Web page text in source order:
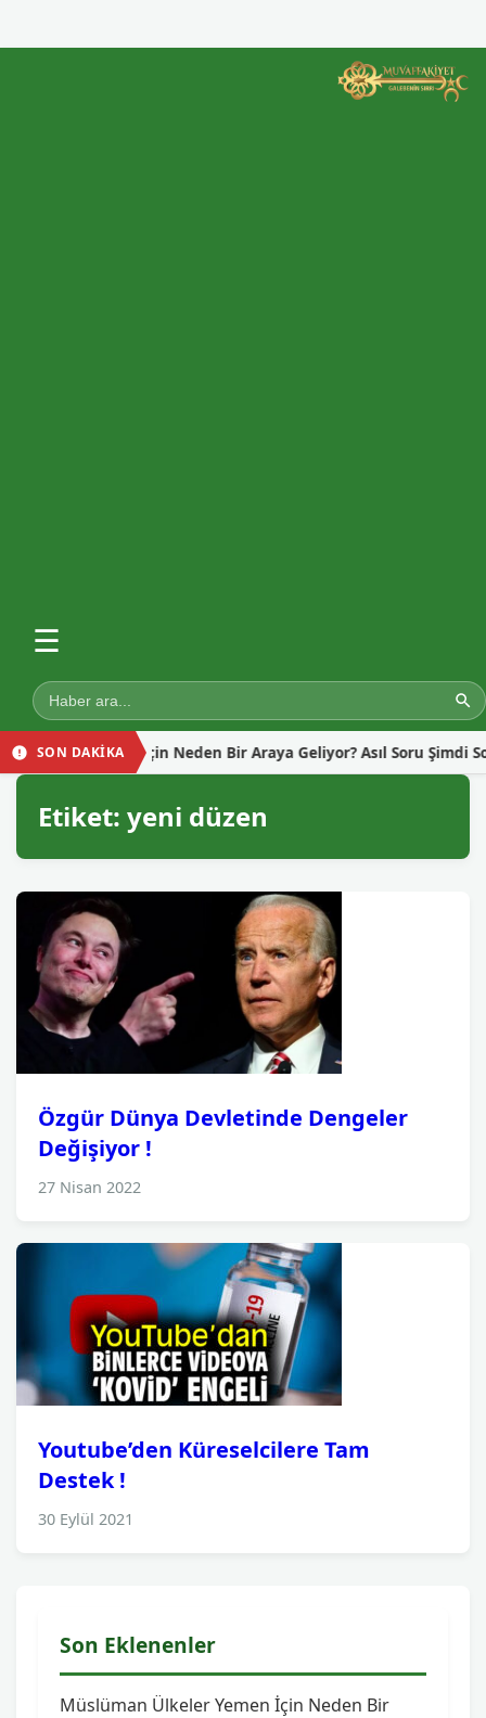
☰
SON DAKİKA
Yemen İçin Neden Bir Araya Geliyor? Asıl Soru Şimdi
Etiket: yeni düzen
Özgür Dünya Devletinde Dengeler
Değişiyor !
27 Nisan 2022
Youtube’den Küreselcilere Tam
Destek !
30 Eylül 2021
Son Eklenenler
Müslüman Ülkeler Yemen İçin Neden Bir